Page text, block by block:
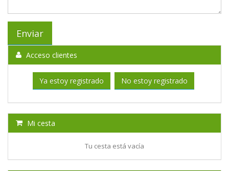
Acceso clientes
Ya estoy registrado No estoy registrado
Mi cesta
Tu cesta está vacía